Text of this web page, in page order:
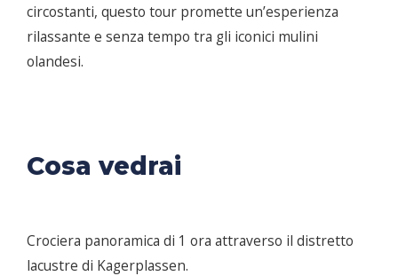
circostanti, questo tour promette un’esperienza
rilassante e senza tempo tra gli iconici mulini
olandesi.
Cosa vedrai
Crociera panoramica di 1 ora attraverso il distretto
lacustre di Kagerplassen.